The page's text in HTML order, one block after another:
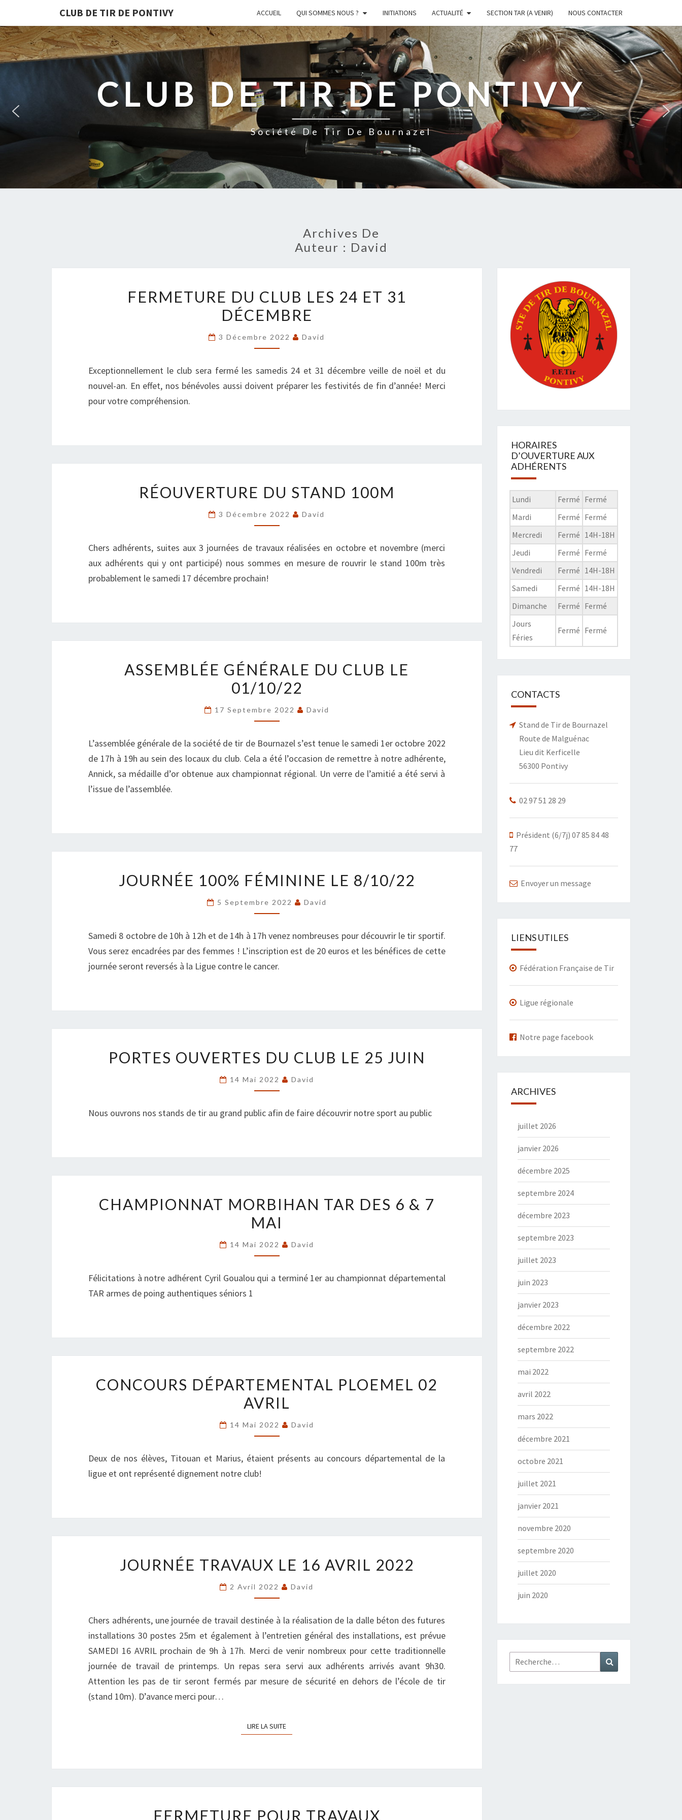
CLUB DE TIR DE PONTIVY ACCUEIL QUI SOMMES NOUS ? INITIATIONS ACTUALITÉ SECTION TAR (A VENIR) NOUS CONTACTER
CLUB DE TIR DE PONTIVY
Société De Tir De Bournazel
Archives De
Auteur : David
DU
CLUB
24
31
DÉCEMBRE
FERMETURE DU CLUB LES 24 ET 31
DÉCEMBRE
3 Décembre 2022 David
Exceptionnellement le club sera fermé les samedis 24 et 31 décembre veille de noël et du
nouvel-an. En effet, nos bénévoles aussi doivent préparer les festivités de fin d’année! Merci
pour votre compréhension.
DU
STAND
100M
RÉOUVERTURE DU STAND 100M
3 Décembre 2022 David
Chers adhérents, suites aux 3 journées de travaux réalisées en octobre et novembre (merci
aux adhérents qui y ont participé) nous sommes en mesure de rouvrir le stand 100m très
probablement le samedi 17 décembre prochain!
GÉNÉRALE
DU
LE
ASSEMBLÉE GÉNÉRALE DU CLUB LE
01/10/22
17 Septembre 2022 David
L’assemblée générale de la société de tir de Bournazel s’est tenue le samedi 1er octobre 2022
de 17h à 19h au sein des locaux du club. Cela a été l’occasion de remettre à notre adhérente,
Annick, sa médaille d’or obtenue aux championnat régional. Un verre de l’amitié a été servi à
l’issue de l’assemblée.
100%
FÉMININE
LE
JOURNÉE 100% FÉMININE LE 8/10/22
5 Septembre 2022 David
Samedi 8 octobre de 10h à 12h et de 14h à 17h venez nombreuses pour découvrir le tir sportif.
Vous serez encadrées par des femmes ! L’inscription est de 20 euros et les bénéfices de cette
journée seront reversés à la Ligue contre le cancer.
OUVERTES
DU
CLUB
PORTES OUVERTES DU CLUB LE 25 JUIN
14 Mai 2022 David
Nous ouvrons nos stands de tir au grand public afin de faire découvrir notre sport au public
MORBIHAN
TAR
6
7
CHAMPIONNAT MORBIHAN TAR DES 6 & 7
MAI
14 Mai 2022 David
Félicitations à notre adhérent Cyril Goualou qui a terminé 1er au championnat départemental
TAR armes de poing authentiques séniors 1
DÉPARTEMENTAL
PLOEMEL
AVRIL
CONCOURS DÉPARTEMENTAL PLOEMEL 02
AVRIL
14 Mai 2022 David
Deux de nos élèves, Titouan et Marius, étaient présents au concours départemental de la
ligue et ont représenté dignement notre club!
TRAVAUX
LE
16
JOURNÉE TRAVAUX LE 16 AVRIL 2022
2 Avril 2022 David
Chers adhérents, une journée de travail destinée à la réalisation de la dalle béton des futures
installations 30 postes 25m et également à l’entretien général des installations, est prévue
SAMEDI 16 AVRIL prochain de 9h à 17h. Merci de venir nombreux pour cette traditionnelle
journée de travail de printemps. Un repas sera servi aux adhérents arrivés avant 9h30.
Attention les pas de tir seront fermés par mesure de sécurité en dehors de l’école de tir
(stand 10m). D’avance merci pour…
LIRE LA SUITELIRE LA SUITE
FERMETURE POUR TRAVAUX
HORAIRES
D’OUVERTURE AUX
ADHÉRENTS
Lundi Fermé Fermé
Mardi
Fermé Fermé
Mercredi
Fermé 14H-18H
Jeudi
Fermé Fermé
Vendredi
Fermé 14H-18H
Samedi
Fermé 14H-18H
Dimanche
Fermé Fermé
Jours
Féries
Fermé Fermé
CONTACTS
Stand de Tir de Bournazel
Route de Malguénac
Lieu dit Kerficelle
56300 Pontivy
02 97 51 28 29
Président (6/7j) 07 85 84 48
77
Envoyer un message
LIENS UTILES
Fédération Française de Tir
Ligue régionale
Notre page facebook
ARCHIVES
juillet 2026
janvier 2026
décembre 2025
septembre 2024
décembre 2023
septembre 2023
juillet 2023
juin 2023
janvier 2023
décembre 2022
septembre 2022
mai 2022
avril 2022
mars 2022
décembre 2021
octobre 2021
juillet 2021
janvier 2021
novembre 2020
septembre 2020
juillet 2020
juin 2020
Rechercher :